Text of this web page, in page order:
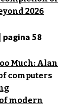
2026
58
Much: Alan
computers
modern